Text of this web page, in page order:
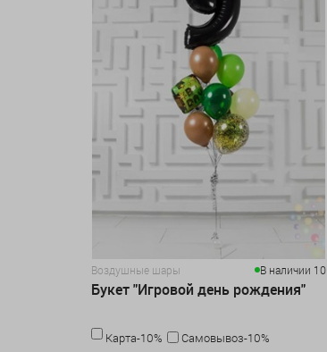
Воздушные шары В наличии 10
Букет "Игровой день рождения"
Карта-10%
Самовывоз-10%